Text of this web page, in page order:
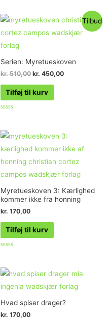
Tilbud
Serien: Myretueskoven
kr.510,00 kr. 450,00
Tilføj til kurv
af
5
Myretueskoven 3: Kærlighed
kommer ikke fra honning
kr. 170,00
Tilføj til kurv
af
5
Hvad spiser drager?
kr. 170,00